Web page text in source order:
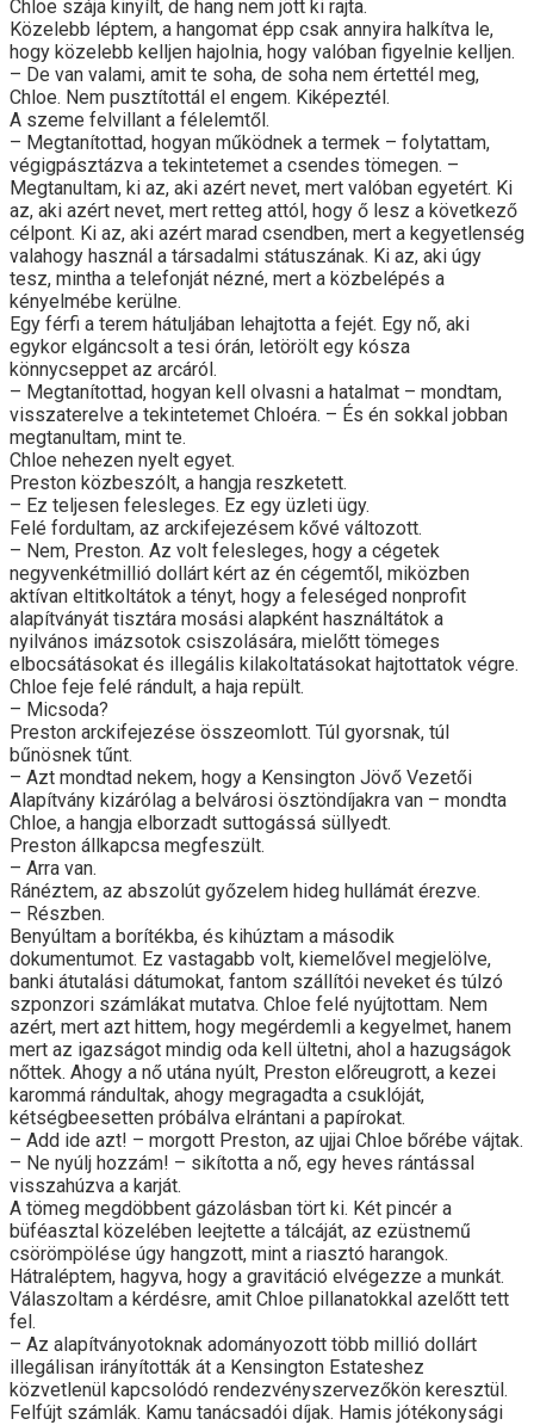
Chloe szája kinyílt, de hang nem jött ki rajta.
Közelebb léptem, a hangomat épp csak annyira halkítva le,
hogy közelebb kelljen hajolnia, hogy valóban figyelnie kelljen.
– De van valami, amit te soha, de soha nem értettél meg,
Chloe. Nem pusztítottál el engem. Kiképeztél.
A szeme felvillant a félelemtől.
– Megtanítottad, hogyan működnek a termek – folytattam,
végigpásztázva a tekintetemet a csendes tömegen. –
Megtanultam, ki az, aki azért nevet, mert valóban egyetért. Ki
az, aki azért nevet, mert retteg attól, hogy ő lesz a következő
célpont. Ki az, aki azért marad csendben, mert a kegyetlenség
valahogy használ a társadalmi státuszának. Ki az, aki úgy
tesz, mintha a telefonját nézné, mert a közbelépés a
kényelmébe kerülne.
Egy férfi a terem hátuljában lehajtotta a fejét. Egy nő, aki
egykor elgáncsolt a tesi órán, letörölt egy kósza
könnycseppet az arcáról.
– Megtanítottad, hogyan kell olvasni a hatalmat – mondtam,
visszaterelve a tekintetemet Chloéra. – És én sokkal jobban
megtanultam, mint te.
Chloe nehezen nyelt egyet.
Preston közbeszólt, a hangja reszketett.
– Ez teljesen felesleges. Ez egy üzleti ügy.
Felé fordultam, az arckifejezésem kővé változott.
– Nem, Preston. Az volt felesleges, hogy a cégetek
negyvenkétmillió dollárt kért az én cégemtől, miközben
aktívan eltitkoltátok a tényt, hogy a feleséged nonprofit
alapítványát tisztára mosási alapként használtátok a
nyilvános imázsotok csiszolására, mielőtt tömeges
elbocsátásokat és illegális kilakoltatásokat hajtottatok végre.
Chloe feje felé rándult, a haja repült.
– Micsoda?
Preston arckifejezése összeomlott. Túl gyorsnak, túl
bűnösnek tűnt.
– Azt mondtad nekem, hogy a Kensington Jövő Vezetői
Alapítvány kizárólag a belvárosi ösztöndíjakra van – mondta
Chloe, a hangja elborzadt suttogássá süllyedt.
Preston állkapcsa megfeszült.
– Arra van.
Ránéztem, az abszolút győzelem hideg hullámát érezve.
– Részben.
Benyúltam a borítékba, és kihúztam a második
dokumentumot. Ez vastagabb volt, kiemelővel megjelölve,
banki átutalási dátumokat, fantom szállítói neveket és túlzó
szponzori számlákat mutatva. Chloe felé nyújtottam. Nem
azért, mert azt hittem, hogy megérdemli a kegyelmet, hanem
mert az igazságot mindig oda kell ültetni, ahol a hazugságok
nőttek. Ahogy a nő utána nyúlt, Preston előreugrott, a kezei
karommá rándultak, ahogy megragadta a csuklóját,
kétségbeesetten próbálva elrántani a papírokat.
– Add ide azt! – morgott Preston, az ujjai Chloe bőrébe vájtak.
– Ne nyúlj hozzám! – sikította a nő, egy heves rántással
visszahúzva a karját.
A tömeg megdöbbent gázolásban tört ki. Két pincér a
büféasztal közelében leejtette a tálcáját, az ezüstnemű
csörömpölése úgy hangzott, mint a riasztó harangok.
Hátraléptem, hagyva, hogy a gravitáció elvégezze a munkát.
Válaszoltam a kérdésre, amit Chloe pillanatokkal azelőtt tett
fel.
– Az alapítványotoknak adományozott több millió dollárt
illegálisan irányították át a Kensington Estateshez
közvetlenül kapcsolódó rendezvényszervezőkön keresztül.
Felfújt számlák. Kamu tanácsadói díjak. Hamis jótékonysági